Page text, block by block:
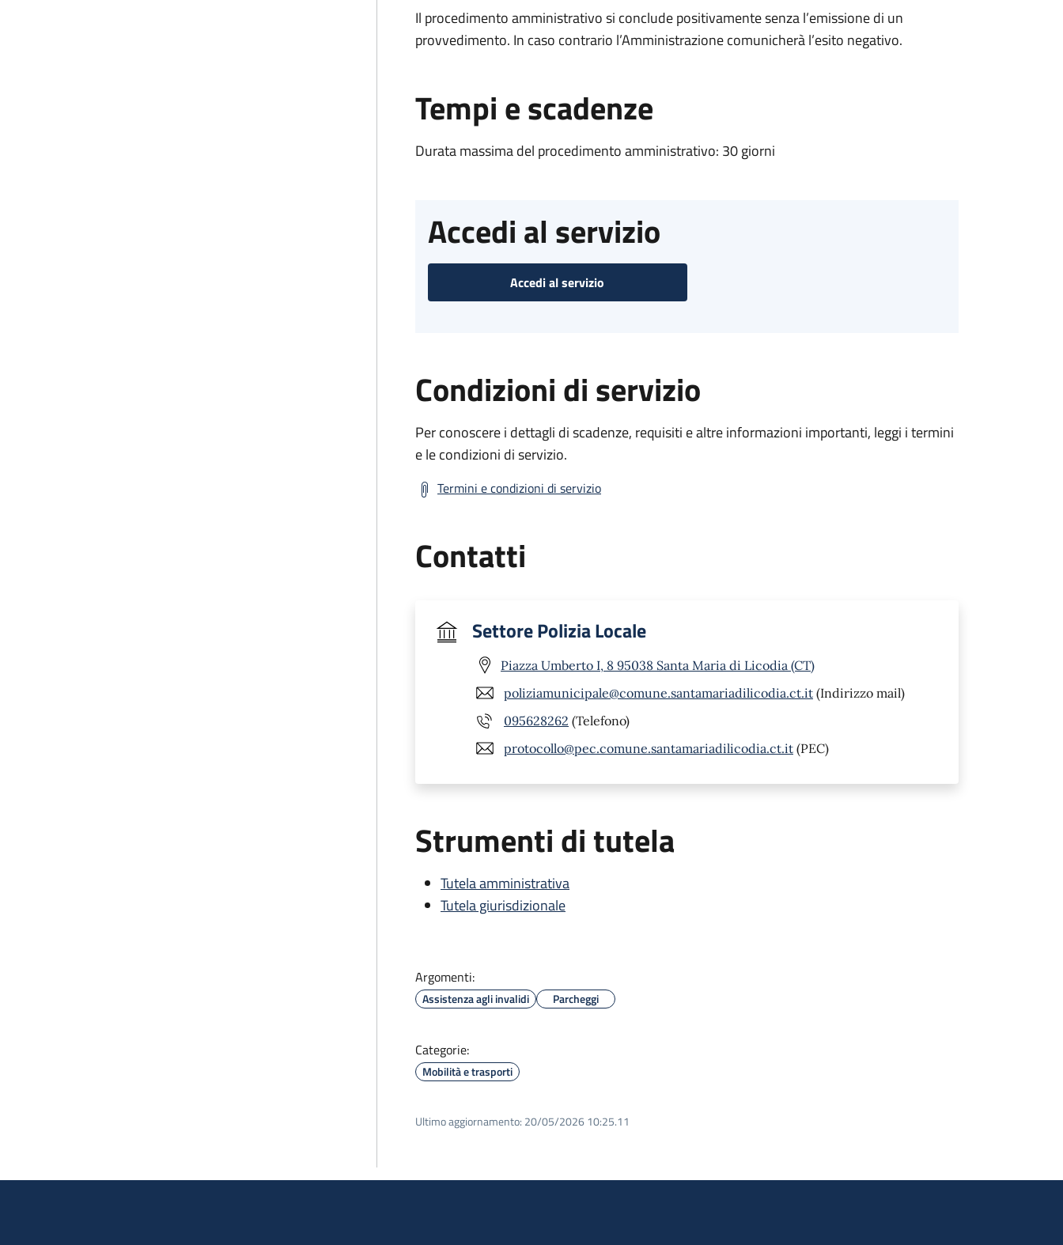
Il procedimento amministrativo si conclude positivamente senza l’emissione di un
provvedimento. In caso contrario l’Amministrazione comunicherà l’esito negativo.
Tempi e scadenze
Durata massima del procedimento amministrativo: 30 giorni
Accedi al servizio
Accedi al servizio
Condizioni di servizio
Per conoscere i dettagli di scadenze, requisiti e altre informazioni importanti, leggi i termini
e le condizioni di servizio.
Termini e condizioni di servizio
Contatti
Settore Polizia Locale
Piazza Umberto I, 8 95038 Santa Maria di Licodia (CT)
poliziamunicipale@comune.santamariadilicodia.ct.it (Indirizzo mail)
095628262 (Telefono)
protocollo@pec.comune.santamariadilicodia.ct.it (PEC)
Strumenti di tutela
Tutela amministrativa
Tutela giurisdizionale
Argomenti:
Assistenza agli invalidi Parcheggi
Categorie:
Mobilità e trasporti
Ultimo aggiornamento: 20/05/2026 10:25.11